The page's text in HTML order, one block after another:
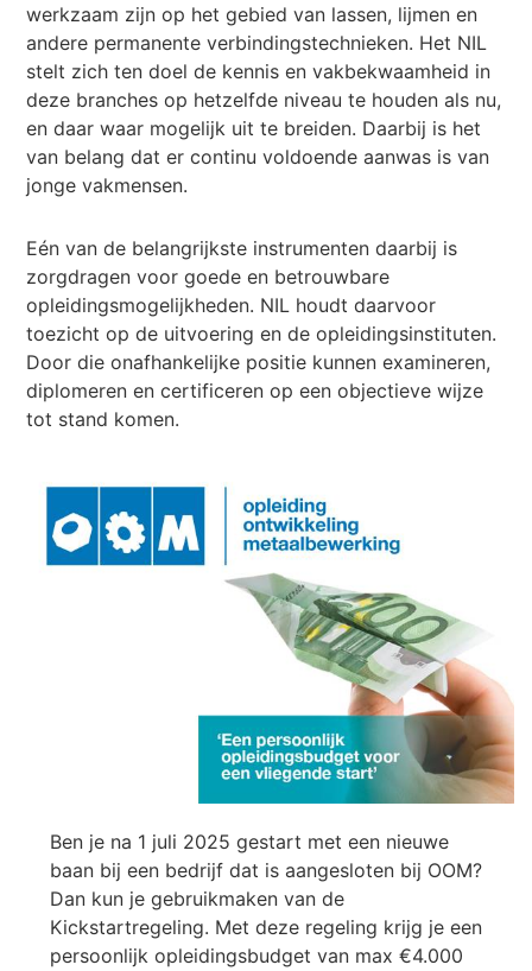
werkzaam zijn op het gebied van lassen, lijmen en
andere permanente verbindingstechnieken. Het NIL
stelt zich ten doel de kennis en vakbekwaamheid in
deze branches op hetzelfde niveau te houden als nu,
en daar waar mogelijk uit te breiden. Daarbij is het
van belang dat er continu voldoende aanwas is van
jonge vakmensen.
Eén van de belangrijkste instrumenten daarbij is
zorgdragen voor goede en betrouwbare
opleidingsmogelijkheden. NIL houdt daarvoor
toezicht op de uitvoering en de opleidingsinstituten.
Door die onafhankelijke positie kunnen examineren,
diplomeren en certificeren op een objectieve wijze
tot stand komen.
Ben je na 1 juli 2025 gestart met een nieuwe
baan bij een bedrijf dat is aangesloten bij OOM?
Dan kun je gebruikmaken van de
Kickstartregeling. Met deze regeling krijg je een
persoonlijk opleidingsbudget van max €4.000